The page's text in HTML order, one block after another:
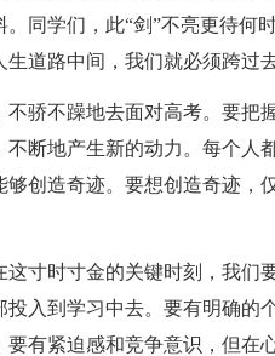
同学们，此“剑”不亮更待何
道路中间，我们就必须跨过
骄不躁地去面对高考。要把
断地产生新的动力。每个人
创造奇迹。要想创造奇迹，
寸时寸金的关键时刻，我们
入到学习中去。要有明确的
有紧迫感和竞争意识，但在